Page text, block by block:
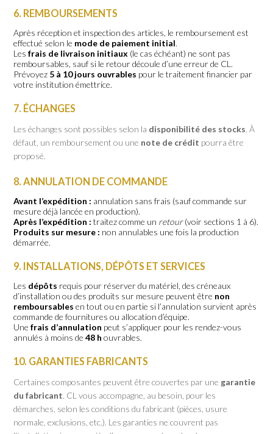
6. REMBOURSEMENTS
Après réception et inspection des articles, le remboursement est
effectué selon le mode de paiement initial.
Lesfrais de livraison initiaux (le cas échéant) ne sont pas
remboursables, sauf si le retour découle d’une erreur de CL.
Prévoyez 5 à 10 jours ouvrables pour le traitement financier par
votre institution émettrice.
7. ÉCHANGES
Les échanges sont possibles selon la disponibilité des stocks. À
défaut, un remboursement ou une note de crédit pourra être
proposé.
8. ANNULATION DE COMMANDE
Avant l’expédition : annulation sans frais (sauf commande sur
mesure déjà lancée en production).
Après l’expédition : traitez comme un retour(voir sections 1 à 6).
Produits sur mesure : non annulables une fois la production
démarrée.
9. INSTALLATIONS, DÉPÔTS ET SERVICES
Les dépôts requis pour réserver du matériel, des créneaux
d’installation ou des produits sur mesure peuvent être non
remboursables en tout ou en partie si l’annulation survient après
commande de fournitures ou allocation d’équipe.
Unefrais d’annulation peut s’appliquer pour les rendez-vous
annulés à moins de48 h ouvrables.
10. GARANTIES FABRICANTS
Certaines composantes peuvent être couvertes par une garantie
du fabricant. CL vous accompagne, au besoin, pour les
démarches, selon les conditions du fabricant (pièces, usure
normale, exclusions, etc.). Les garanties ne couvrent pas